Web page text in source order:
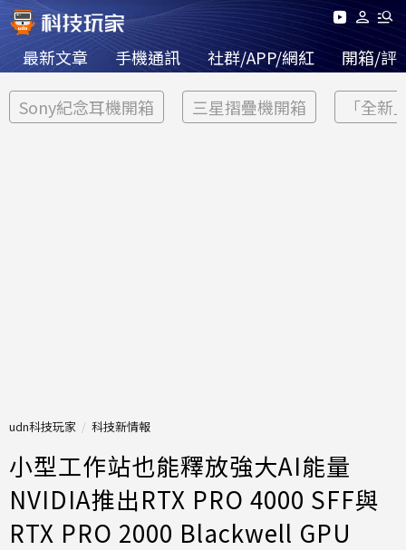
最新文章 手機通訊 社群/APP/網紅 開箱/評
Sony紀念耳機開箱 三星摺疊機開箱 「全新
udn科技玩家 科技新情報
小型工作站也能釋放強大AI能量
NVIDIA推出RTX PRO 4000 SFF與
RTX PRO 2000 Blackwell GPU